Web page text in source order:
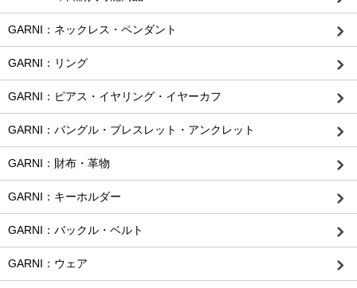
GARNI：ネックレス・ペンダント
GARNI：リング
GARNI：ピアス・イヤリング・イヤーカフ
GARNI：バングル・ブレスレット・アンクレット
GARNI：財布・革物
GARNI：キーホルダー
GARNI：バックル・ベルト
GARNI：ウェア